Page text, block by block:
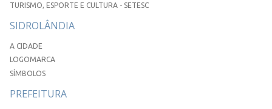
TURISMO, ESPORTE E CULTURA - SETESC
SIDROLÂNDIA
A CIDADE
LOGOMARCA
SÍMBOLOS
PREFEITURA